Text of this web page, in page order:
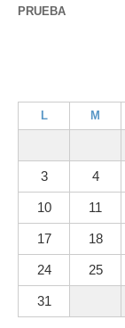
PRUEBA
L M
3 4
10 11
17 18
24 25
31